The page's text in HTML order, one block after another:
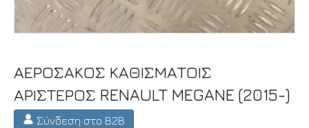
ΑΕΡΟΣΑΚΟΣ ΚΑΘΙΣΜΑΤΟΙΣ
ΑΡΙΣΤΕΡΟΣ RENAULT MEGANE (2015-)
Σύνδεση στο B2B